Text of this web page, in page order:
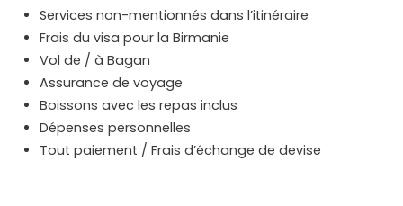
Services non-mentionnés dans l’itinéraire
Frais du visa pour la Birmanie
Vol de / à Bagan
Assurance de voyage
Boissons avec les repas inclus
Dépenses personnelles
Tout paiement / Frais d’échange de devise